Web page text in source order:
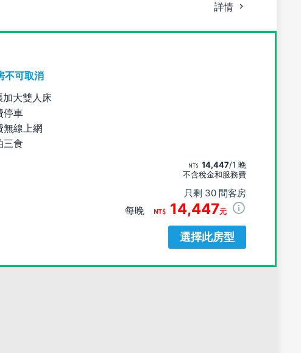
詳情
不可取消
加大雙人床
停車
無線上網
三食
14,447/1 晚
不含稅金和服務費
只剩 30 間客房
每晚 14,447元
選擇此房型